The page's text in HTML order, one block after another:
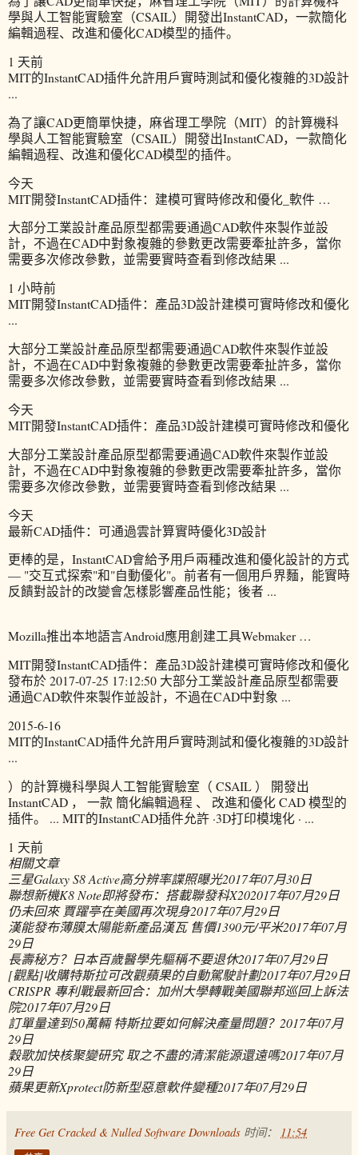
學與人工智能實驗室（CSAIL）開發出InstantCAD，一款簡化
編輯過程、改進和優化CAD模型的插件。
1 天前
MIT的InstantCAD插件允許用戶實時測試和優化複雜的3D設計
...
為了讓CAD更簡單快捷，麻省理工學院（MIT）的計算機科
學與人工智能實驗室（CSAIL）開發出InstantCAD，一款簡化
編輯過程、改進和優化CAD模型的插件。
今天
MIT開發InstantCAD插件：建模可實時修改和優化_軟件 …
大部分工業設計產品原型都需要通過CAD軟件來製作並設
計，不過在CAD中對象複雜的參數更改需要牽扯許多，當你
需要多次修改參數，並需要實時查看到修改結果 ...
1 小時前
MIT開發InstantCAD插件：產品3D設計建模可實時修改和優化
...
大部分工業設計產品原型都需要通過CAD軟件來製作並設
計，不過在CAD中對象複雜的參數更改需要牽扯許多，當你
需要多次修改參數，並需要實時查看到修改結果 ...
今天
MIT開發InstantCAD插件：產品3D設計建模可實時修改和優化
大部分工業設計產品原型都需要通過CAD軟件來製作並設
計，不過在CAD中對象複雜的參數更改需要牽扯許多，當你
需要多次修改參數，並需要實時查看到修改結果 ...
今天
最新CAD插件：可通過雲計算實時優化3D設計
更棒的是，InstantCAD會給予用戶兩種改進和優化設計的方式
— "交互式探索"和"自動優化"。前者有一個用戶界麵，能實時
反饋對設計的改變會怎樣影響產品性能；後者 ...
Mozilla推出本地語言Android應用創建工具Webmaker …
MIT開發InstantCAD插件：產品3D設計建模可實時修改和優化
發布於 2017-07-25 17:12:50 大部分工業設計產品原型都需要
通過CAD軟件來製作並設計，不過在CAD中對象 ...
2015-6-16
MIT的InstantCAD插件允許用戶實時測試和優化複雜的3D設計
...
）的計算機科學與人工智能實驗室（ CSAIL ） 開發出
InstantCAD ， 一款 簡化編輯過程 、 改進和優化 CAD 模型的
插件。 ... MIT的InstantCAD插件允許 ·3D打印模塊化 · ...
1 天前
相關文章
三星Galaxy S8 Active高分辨率諜照曝光2017年07月30日
聯想新機K8 Note即將發布：搭載聯發科X202017年07月29日
仍未回來 賈躍亭在美國再次現身2017年07月29日
漢能發布薄膜太陽能新產品漢瓦 售價1390元/平米2017年07月
29日
長壽秘方？日本百歲醫學先驅稱不要退休2017年07月29日
[觀點]收購特斯拉可改觀蘋果的自動駕駛計劃2017年07月29日
CRISPR 專利戰最新回合：加州大學轉戰美國聯邦巡回上訴法
院2017年07月29日
訂單量達到50萬輛 特斯拉要如何解決產量問題？ 2017年07月
29日
穀歌加快核聚變研究 取之不盡的清潔能源還遠嗎2017年07月
29日
蘋果更新Xprotect防新型惡意軟件變種2017年07月29日
Free Get Cracked & Nulled Software Downloads 时间： 11:54